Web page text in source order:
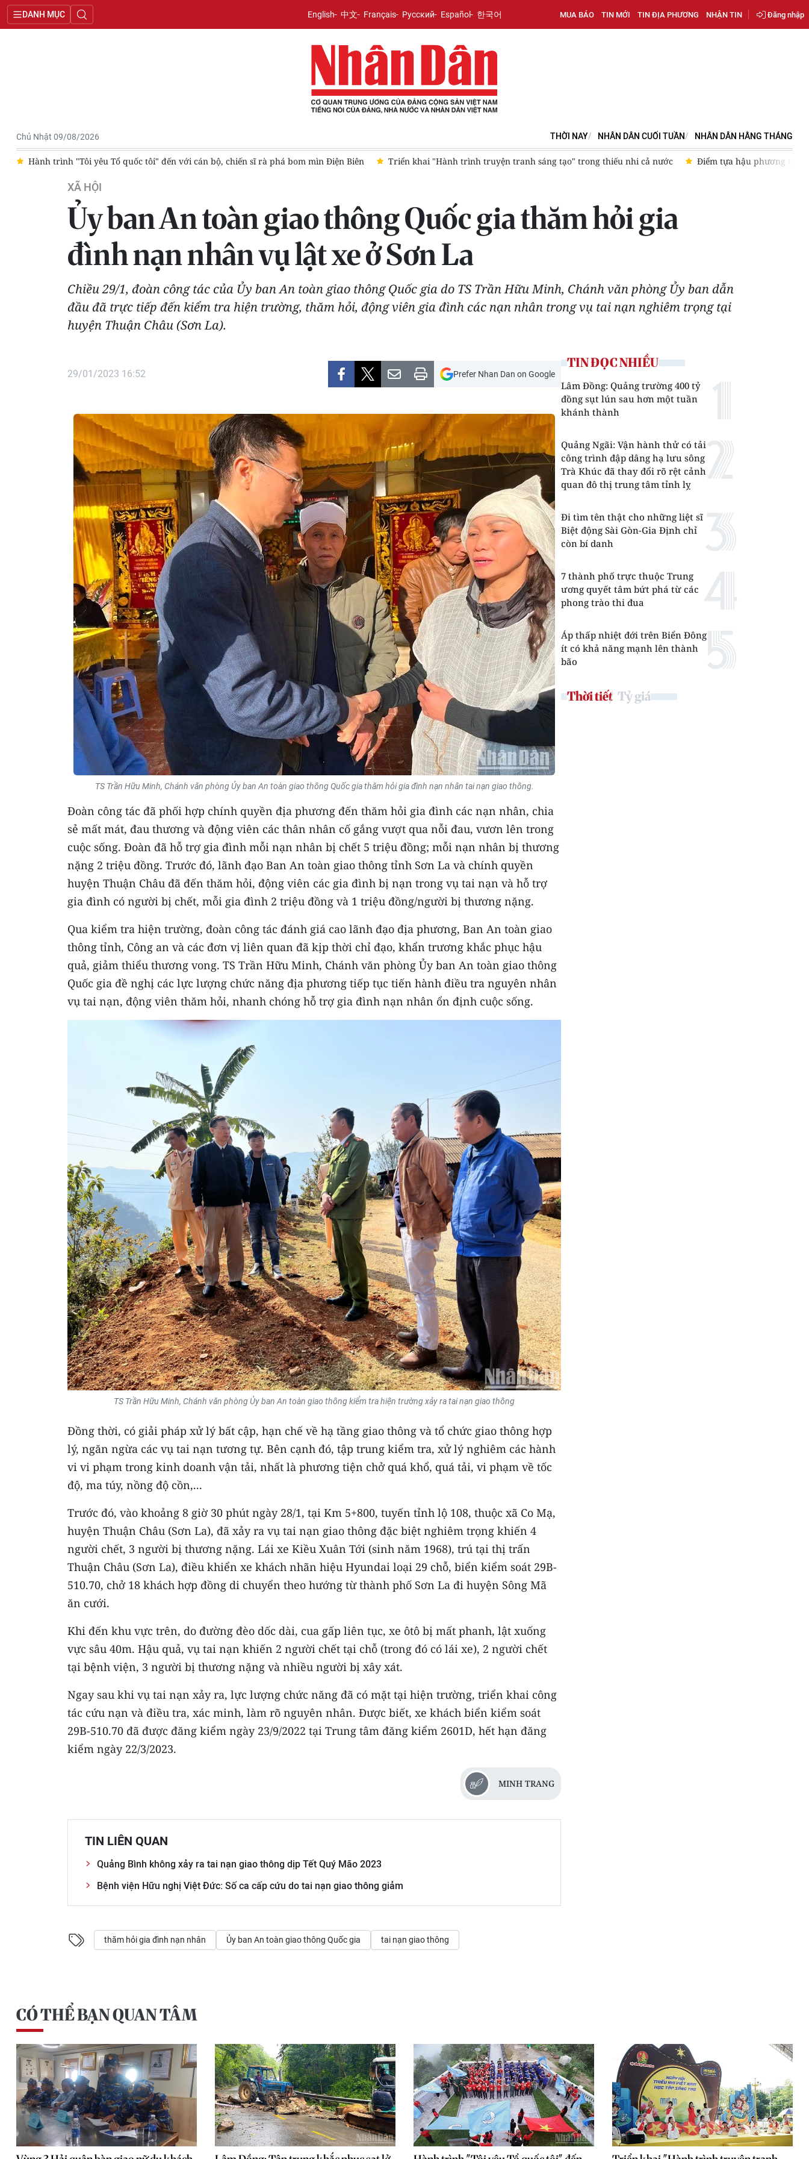
DANH MỤC English 中文 Français Русский Español 한국어 MUA BÁO TIN MỚI TIN ĐỊA PHƯƠNG NHẬN TIN Đăng nhập
Chủ Nhật 09/08/2026 THỜI NAY NHÂN DÂN CUỐI TUẦN NHÂN DÂN HẰNG THÁNG
Điện Biên Triển khai "Hành trình truyện tranh sáng tạo" trong thiếu nhi cả nước Điểm tựa hậu phương tiếp thêm động lực để tuyến đầu yên tâm bảo vệ chủ quyền biển, đảo Vùng 3
XÃ HỘI
Ủy ban An toàn giao thông Quốc gia thăm hỏi gia
đình nạn nhân vụ lật xe ở Sơn La
Chiều 29/1, đoàn công tác của Ủy ban An toàn giao thông Quốc gia do TS Trần Hữu Minh, Chánh văn phòng Ủy ban dẫn
đầu đã trực tiếp đến kiểm tra hiện trường, thăm hỏi, động viên gia đình các nạn nhân trong vụ tai nạn nghiêm trọng tại
huyện Thuận Châu (Sơn La).
29/01/2023 16:52 Prefer Nhan Dan on Google
TS Trần Hữu Minh, Chánh văn phòng Ủy ban An toàn giao thông Quốc gia thăm hỏi gia đình nạn nhân tai nạn giao thông.
Đoàn công tác đã phối hợp chính quyền địa phương đến thăm hỏi gia đình các nạn nhân, chia
sẻ mất mát, đau thương và động viên các thân nhân cố gắng vượt qua nỗi đau, vươn lên trong
cuộc sống. Đoàn đã hỗ trợ gia đình mỗi nạn nhân bị chết 5 triệu đồng; mỗi nạn nhân bị thương
nặng 2 triệu đồng. Trước đó, lãnh đạo Ban An toàn giao thông tỉnh Sơn La và chính quyền
huyện Thuận Châu đã đến thăm hỏi, động viên các gia đình bị nạn trong vụ tai nạn và hỗ trợ
gia đình có người bị chết, mỗi gia đình 2 triệu đồng và 1 triệu đồng/người bị thương nặng.
Qua kiểm tra hiện trường, đoàn công tác đánh giá cao lãnh đạo địa phương, Ban An toàn giao
thông tỉnh, Công an và các đơn vị liên quan đã kịp thời chỉ đạo, khẩn trương khắc phục hậu
quả, giảm thiểu thương vong. TS Trần Hữu Minh, Chánh văn phòng Ủy ban An toàn giao thông
Quốc gia đề nghị các lực lượng chức năng địa phương tiếp tục tiến hành điều tra nguyên nhân
vụ tai nạn, động viên thăm hỏi, nhanh chóng hỗ trợ gia đình nạn nhân ổn định cuộc sống.
TS Trần Hữu Minh, Chánh văn phòng Ủy ban An toàn giao thông kiểm tra hiện trường xảy ra tai nạn giao thông
Đồng thời, có giải pháp xử lý bất cập, hạn chế về hạ tầng giao thông và tổ chức giao thông hợp
lý, ngăn ngừa các vụ tai nạn tương tự. Bên cạnh đó, tập trung kiểm tra, xử lý nghiêm các hành
vi vi phạm trong kinh doanh vận tải, nhất là phương tiện chở quá khổ, quá tải, vi phạm về tốc
độ, ma túy, nồng độ cồn,...
Trước đó, vào khoảng 8 giờ 30 phút ngày 28/1, tại Km 5+800, tuyến tỉnh lộ 108, thuộc xã Co Mạ,
huyện Thuận Châu (Sơn La), đã xảy ra vụ tai nạn giao thông đặc biệt nghiêm trọng khiến 4
người chết, 3 người bị thương nặng. Lái xe Kiều Xuân Tới (sinh năm 1968), trú tại thị trấn
Thuận Châu (Sơn La), điều khiển xe khách nhãn hiệu Hyundai loại 29 chỗ, biển kiểm soát 29B-
510.70, chở 18 khách hợp đồng di chuyển theo hướng từ thành phố Sơn La đi huyện Sông Mã
ăn cưới.
Khi đến khu vực trên, do đường đèo dốc dài, cua gấp liên tục, xe ôtô bị mất phanh, lật xuống
vực sâu 40m. Hậu quả, vụ tai nạn khiến 2 người chết tại chỗ (trong đó có lái xe), 2 người chết
tại bệnh viện, 3 người bị thương nặng và nhiều người bị xây xát.
Ngay sau khi vụ tai nạn xảy ra, lực lượng chức năng đã có mặt tại hiện trường, triển khai công
tác cứu nạn và điều tra, xác minh, làm rõ nguyên nhân. Được biết, xe khách biển kiểm soát
29B-510.70 đã được đăng kiểm ngày 23/9/2022 tại Trung tâm đăng kiểm 2601D, hết hạn đăng
kiểm ngày 22/3/2023.
MINH TRANG
TIN LIÊN QUAN
Quảng Bình không xảy ra tai nạn giao thông dịp Tết Quý Mão 2023
Bệnh viện Hữu nghị Việt Đức: Số ca cấp cứu do tai nạn giao thông giảm
thăm hỏi gia đình nạn nhân Ủy ban An toàn giao thông Quốc gia tai nạn giao thông
TIN ĐỌC NHIỀU
Lâm Đồng: Quảng trường 400 tỷ
đồng sụt lún sau hơn một tuần
khánh thành
Quảng Ngãi: Vận hành thử có tải
công trình đập dâng hạ lưu sông
Trà Khúc đã thay đổi rõ rệt cảnh
quan đô thị trung tâm tỉnh lỵ
Đi tìm tên thật cho những liệt sĩ
Biệt động Sài Gòn-Gia Định chỉ
còn bí danh
7 thành phố trực thuộc Trung
ương quyết tâm bứt phá từ các
phong trào thi đua
Áp thấp nhiệt đới trên Biển Đông
ít có khả năng mạnh lên thành
bão
Thời tiết Tỷ giá
CÓ THỂ BẠN QUAN TÂM